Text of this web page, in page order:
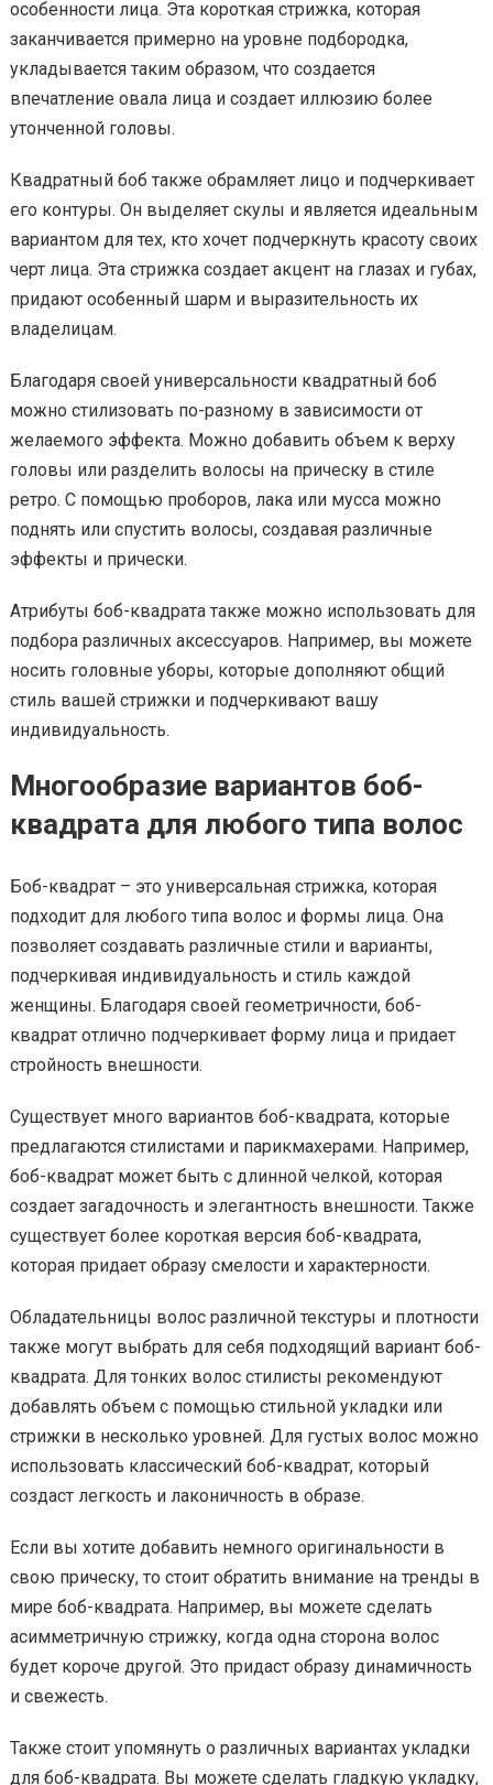
особенности лица. Эта короткая стрижка, которая
заканчивается примерно на уровне подбородка,
укладывается таким образом, что создается
впечатление овала лица и создает иллюзию более
утонченной головы.
Квадратный боб также обрамляет лицо и подчеркивает
его контуры. Он выделяет скулы и является идеальным
вариантом для тех, кто хочет подчеркнуть красоту своих
черт лица. Эта стрижка создает акцент на глазах и губах,
придают особенный шарм и выразительность их
владелицам.
Благодаря своей универсальности квадратный боб
можно стилизовать по-разному в зависимости от
желаемого эффекта. Можно добавить объем к верху
головы или разделить волосы на прическу в стиле
ретро. С помощью проборов, лака или мусса можно
поднять или спустить волосы, создавая различные
эффекты и прически.
Атрибуты боб-квадрата также можно использовать для
подбора различных аксессуаров. Например, вы можете
носить головные уборы, которые дополняют общий
стиль вашей стрижки и подчеркивают вашу
индивидуальность.
Многообразие вариантов боб-
квадрата для любого типа волос
Боб-квадрат – это универсальная стрижка, которая
подходит для любого типа волос и формы лица. Она
позволяет создавать различные стили и варианты,
подчеркивая индивидуальность и стиль каждой
женщины. Благодаря своей геометричности, боб-
квадрат отлично подчеркивает форму лица и придает
стройность внешности.
Существует много вариантов боб-квадрата, которые
предлагаются стилистами и парикмахерами. Например,
боб-квадрат может быть с длинной челкой, которая
создает загадочность и элегантность внешности. Также
существует более короткая версия боб-квадрата,
которая придает образу смелости и характерности.
Обладательницы волос различной текстуры и плотности
также могут выбрать для себя подходящий вариант боб-
квадрата. Для тонких волос стилисты рекомендуют
добавлять объем с помощью стильной укладки или
стрижки в несколько уровней. Для густых волос можно
использовать классический боб-квадрат, который
создаст легкость и лаконичность в образе.
Если вы хотите добавить немного оригинальности в
свою прическу, то стоит обратить внимание на тренды в
мире боб-квадрата. Например, вы можете сделать
асимметричную стрижку, когда одна сторона волос
будет короче другой. Это придаст образу динамичность
и свежесть.
Также стоит упомянуть о различных вариантах укладки
для боб-квадрата. Вы можете сделать гладкую укладку,